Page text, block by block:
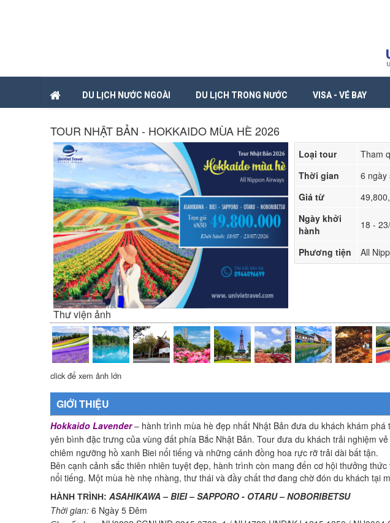
DU LỊCH NƯỚC NGOÀI DU LỊCH TRONG NƯỚC VISA - VÉ BAY
TOUR NHẬT BẢN - HOKKAIDO MÙA HÈ 2026
Loại tour
Tham
Thời gian
6 ngày
Giá từ
Ngày khởi
hành
18 -
Phương tiện All
Thư viện ảnh
click để xem ảnh lớn
GIỚI THIỆU
Hokkaido Lavender– hành trình mùa hè đẹp nhất Nhật Bản đưa du khách khám
yên bình đặc trưng của vùng đất phía Bắc Nhật Bản. Tour đưa du khách trải nghiệm
chiêm ngưỡng hồ xanh Biei nổi tiếng và những cánh đồng hoa rực rỡ trải dài bất tận.
Bên cạnh cảnh sắc thiên nhiên tuyệt đẹp, hành trình còn mang đến cơ hội thưởng
nổi tiếng. Một mùa hè nhẹ nhàng, thư thái và đầy chất thơ đang chờ đón du khách tại
HÀNH TRÌNH: ASAHIKAWA – BIEI – SAPPORO - OTARU – NOBORIBETSU
Thời gian: 6 Ngày 5 Đêm